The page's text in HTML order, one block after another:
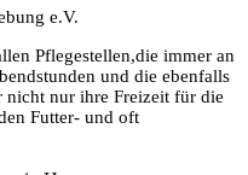
e.V.
Pflegestellen,die immer an
und die ebenfalls
nicht nur ihre Freizeit für die
Futter- und oft